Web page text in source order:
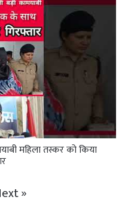
महिला तस्कर को किया
»